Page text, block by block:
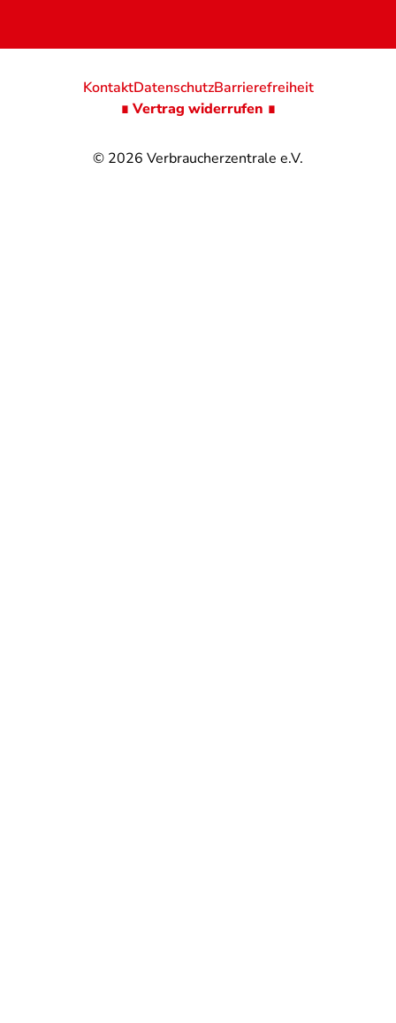
© 2026 Verbraucherzentrale e.V.
KontaktDatenschutzBarrierefreiheit
∎ Vertrag widerrufen ∎